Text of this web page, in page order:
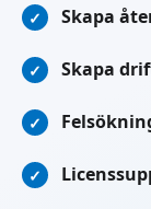
✓ Skapa
✓ Skapa
✓
✓